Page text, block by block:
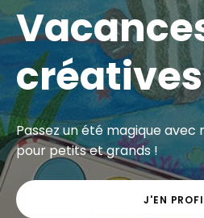
créatives
Passez un été magique
pour petits et grands !
J'EN